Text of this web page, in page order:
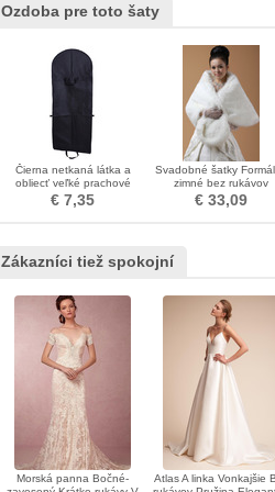
Ozdoba pre toto šaty
Čierna netkaná látka a
obliecť veľké prachové
vrecko prachové čiapky
skladacie svadobné šaty
€ 7,35
Svadobné šatky
zimné bez rukávov
€ 33,09
Zákazníci tiež spokojní
Morská panna Bočné-
Atlas A linka Vonkajšie